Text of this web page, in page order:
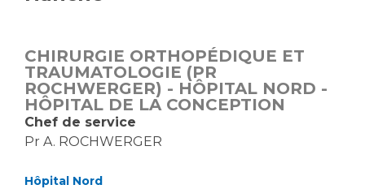
Vous allez être hospitalisé(e)
Vous avez un examen d'imagerie ou de radiologie
à réaliser
Vous avez une analyse à réaliser
Vous venez en consultation
Infos COVID-19
Emplois administratifs
Emplois médicaux
Espace Formation
Étudiants hospitaliers
Emplois divers
CHIRURGIE ORTHOPÉDIQUE ET
TRAUMATOLOGIE (PR
ROCHWERGER) - HÔPITAL NORD -
HÔPITAL DE LA CONCEPTION
Chef de service
Pr A. ROCHWERGER
Hôpital Nord